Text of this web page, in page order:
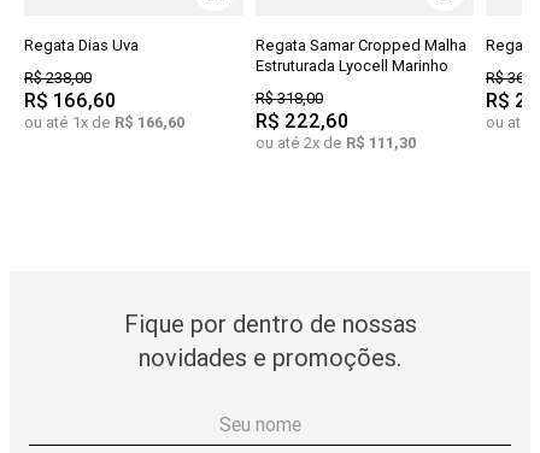
Regata Dias Uva
R$238,00
R$ 166,60
ou até 1x de R$ 166,60
Regata Samar Cropped Malha
Estruturada Lyocell Marinho
R$318,00
R$ 222,60
ou até 2x de R$ 111,30
R$368
R$
ou até
Fique por dentro de nossas
novidades e promoções.